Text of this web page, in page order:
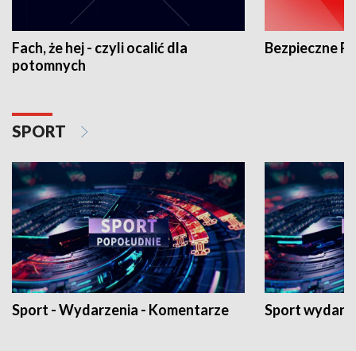
Fach, że hej - czyli ocalić dla
potomnych
Bezpieczne
SPORT
Sport - Wydarzenia - Komentarze Sport